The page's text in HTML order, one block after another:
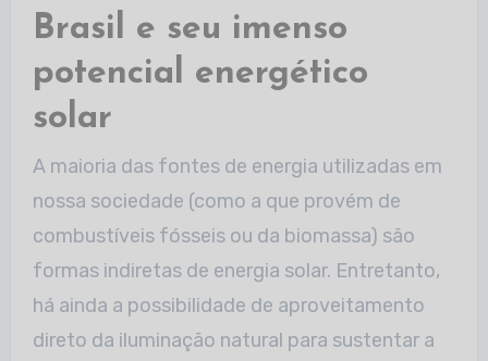
Brasil e seu imenso
potencial energético
solar
A maioria das fontes de energia utilizadas em
nossa sociedade (como a que provém de
combustíveis fósseis ou da biomassa) são
formas indiretas de energia solar. Entretanto,
há ainda a possibilidade de aproveitamento
direto da iluminação natural para sustentar a